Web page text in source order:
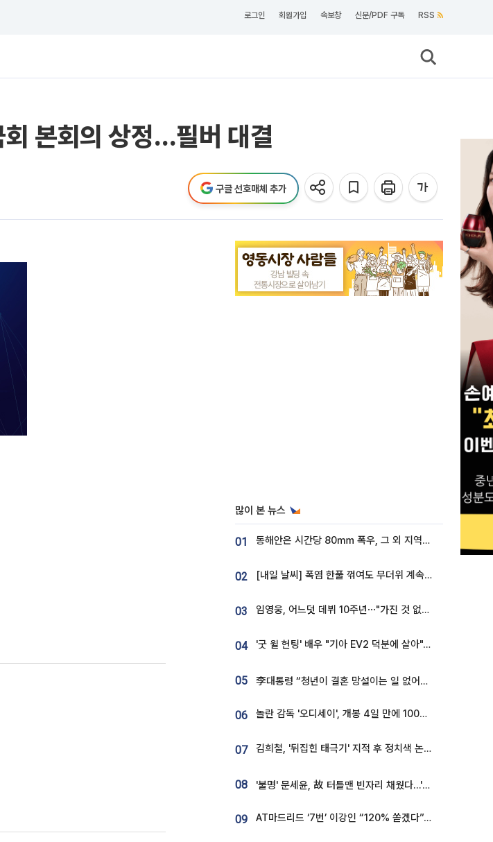
로그인 회원가입 속보창 신문/PDF 구독 RSS
본회의 상정…필버 대결
구글 선호매체 추가
많이 본 뉴스
01 동해안은 시간당 80㎜ 폭우, 그 외 지역은 폭염…‘극과 극 날씨’
02 [내일 날씨] 폭염 한풀 꺾여도 무더위 계속⋯동해안 이틀 연속 비
03 임영웅, 어느덧 데뷔 10주년⋯"가진 것 없던 시절, 내 앞엔 20명의 팬뿐"
04 '굿 윌 헌팅' 배우 "기아 EV2 덕분에 살아"…교통사고 후 안전성 극찬
05 李대통령 “청년이 결혼 망설이는 일 없어야...제도상 불이익 조사”
06 놀란 감독 '오디세이', 개봉 4일 만에 100만 돌파⋯'왕사남' 보다 빠르다
07 김희철, '뒤집힌 태극기' 지적 후 정치색 논란…"좌우 떠나 우리나라 국기"
08 '불명' 문세윤, 故 터틀맨 빈자리 채웠다…'거북이' 눈물의 최종 우승
09 AT마드리드 ‘7번’ 이강인 “120% 쏟겠다”⋯시메오네 감독 “필요한 선수”